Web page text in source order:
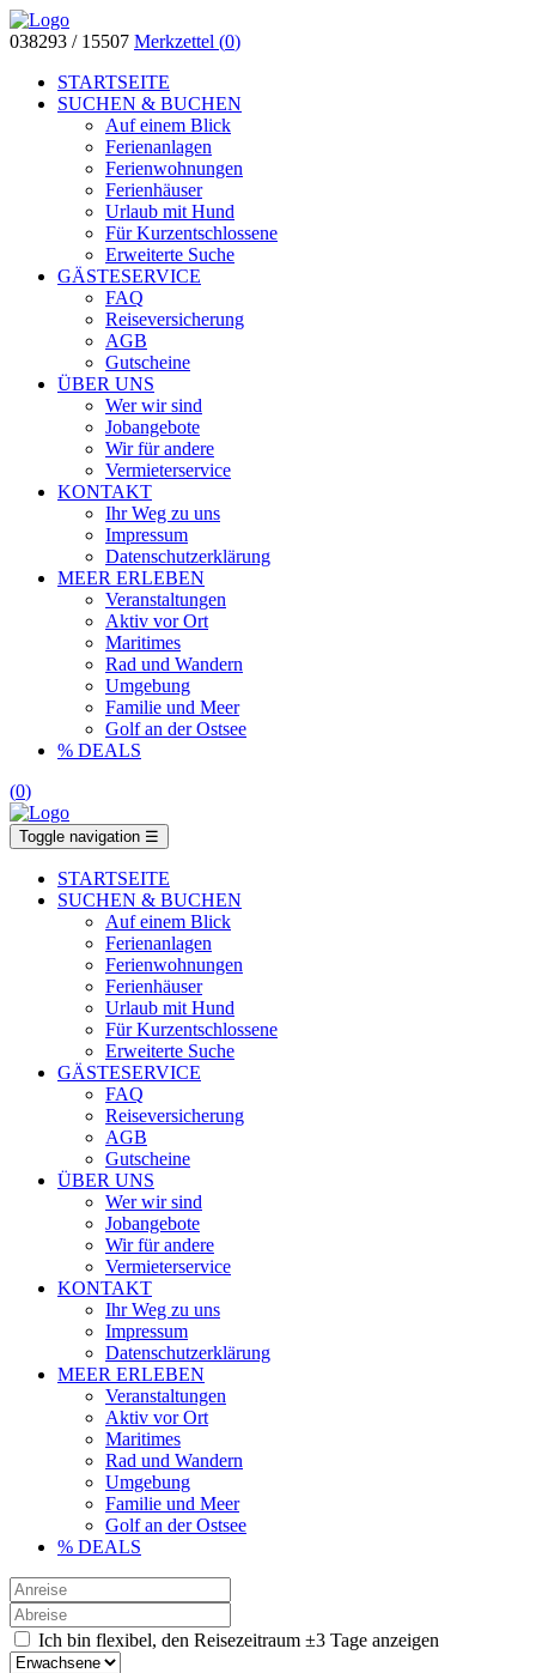
038293 / 15507 Merkzettel (0)
STARTSEITE
SUCHEN & BUCHEN
Auf einem Blick
Ferienanlagen
Ferienwohnungen
Ferienhäuser
Urlaub mit Hund
Für Kurzentschlossene
Erweiterte Suche
GÄSTESERVICE
FAQ
Reiseversicherung
AGB
Gutscheine
ÜBER UNS
Wer wir sind
Jobangebote
Wir für andere
Vermieterservice
KONTAKT
Ihr Weg zu uns
Impressum
Datenschutzerklärung
MEER ERLEBEN
Veranstaltungen
Aktiv vor Ort
Maritimes
Rad und Wandern
Umgebung
Familie und Meer
Golf an der Ostsee
% DEALS
(0)
Toggle navigation ☰
STARTSEITE
SUCHEN & BUCHEN
Auf einem Blick
Ferienanlagen
Ferienwohnungen
Ferienhäuser
Urlaub mit Hund
Für Kurzentschlossene
Erweiterte Suche
GÄSTESERVICE
FAQ
Reiseversicherung
AGB
Gutscheine
ÜBER UNS
Wer wir sind
Jobangebote
Wir für andere
Vermieterservice
KONTAKT
Ihr Weg zu uns
Impressum
Datenschutzerklärung
MEER ERLEBEN
Veranstaltungen
Aktiv vor Ort
Maritimes
Rad und Wandern
Umgebung
Familie und Meer
Golf an der Ostsee
% DEALS
Ich bin flexibel, den Reisezeitraum ±3 Tage anzeigen